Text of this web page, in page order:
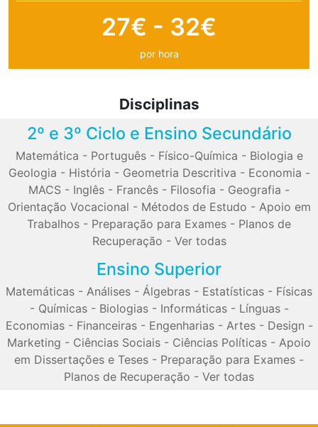
27€ - 32€
por hora
Disciplinas
2º e 3º Ciclo e Ensino Secundário
Matemática - Português- Físico-Química - Biologia e
Geologia - História - Geometria Descritiva - Economia -
MACS - Inglês - Francês - Filosofia - Geografia -
Orientação Vocacional - Métodos de Estudo - Apoio em
Trabalhos - Preparação para Exames - Planos de
Recuperação - Ver todas
Ensino Superior
Matemáticas - Análises - Álgebras - Estatísticas - Físicas
- Químicas- Biologias- Informáticas- Línguas-
Economias- Financeiras- Engenharias- Artes- Design -
Marketing - Ciências Sociais - Ciências Políticas - Apoio
em Dissertações e Teses - Preparação para Exames -
Planos de Recuperação - Ver todas